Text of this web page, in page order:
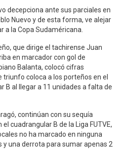
decepciona ante sus parciales en
Nuevo y de esta forma, ve alejar
a la Copa Sudaméricana.
que dirige el tachirense Juan
en marcador con gol de
Balanta, colocó cifras
coloca a los porteños en el
B al llegar a 11 unidades a falta de
continúan con su sequía
cuadrangular B de la Liga FUTVE,
no ha marcado en ninguna
y una derrota para sumar apenas 2